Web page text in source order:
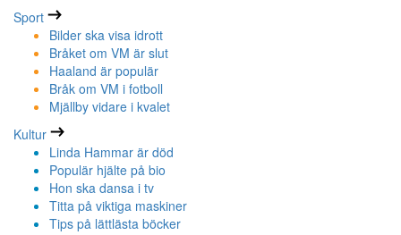
Sport
Bilder ska visa idrott
Bråket om VM är slut
Haaland är populär
Bråk om VM i fotboll
Mjällby vidare i kvalet
Kultur
Linda Hammar är död
Populär hjälte på bio
Hon ska dansa i tv
Titta på viktiga maskiner
Tips på lättlästa böcker